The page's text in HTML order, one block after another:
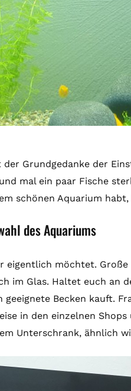
Grundgedanke der
mal ein paar Fische
schönen Aquarium
des Aquariums
möchtet. Große
im Glas. Haltet euch an
Becken kauft.
in den einzelnen
Unterschrank, ähnlich